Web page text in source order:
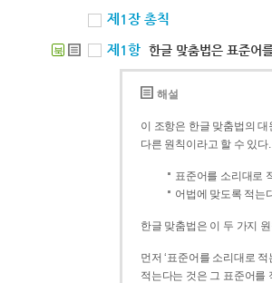
제1장 총칙
북 제1항 한글 맞춤법은 표준어
해설
이 조항은 한글 맞춤법의 대
다른 원칙이라고 할 수 있다.
표준어를 소리대로
어법에 맞도록 적는
한글 맞춤법은 이 두 가지
먼저 ‘표준어를 소리대로
적는다는 것은 그 표준어를 적을 때 발음에 따라